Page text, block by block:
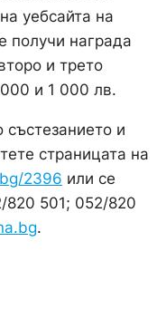
уебсайта на
получи награда
и трето
и 1 000 лв.
и
страницата на
2396 или се
820 501; 052/820
.